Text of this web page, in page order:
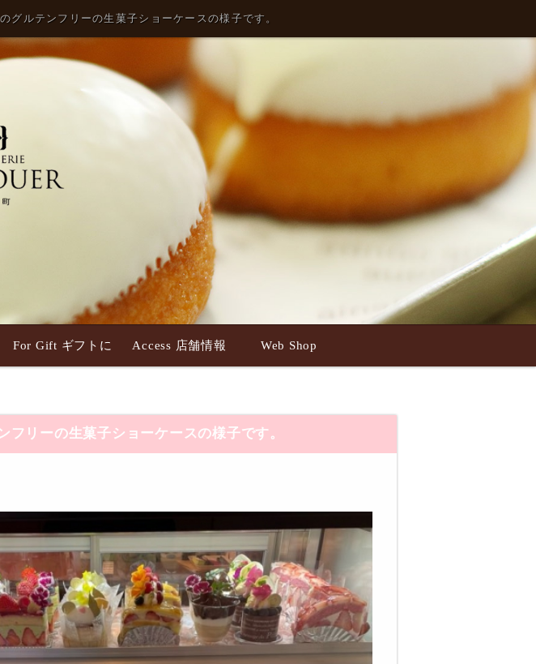
グルテンフリーの生菓子ショーケースの様子です。
For Gift ギフトに Access 店舗情報 Web Shop
フリーの生菓子ショーケースの様子です。